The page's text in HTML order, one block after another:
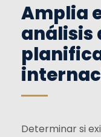
Amplia
análisis
Determinar si